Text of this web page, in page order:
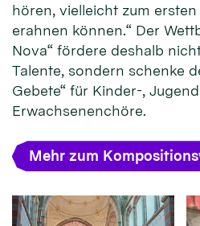
hören, vielleicht zum
erahnen können.“ Der
Nova“ fördere deshalb
Talente, sondern schenke
Gebete“ für Kinder-,
Erwachsenenchöre.
Mehr zum